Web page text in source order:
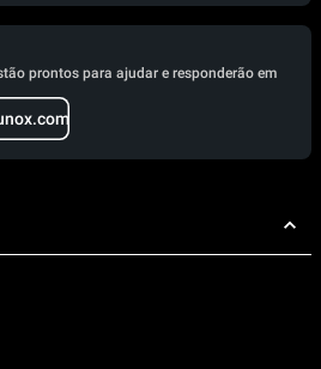
prontos para ajudar e responderão em